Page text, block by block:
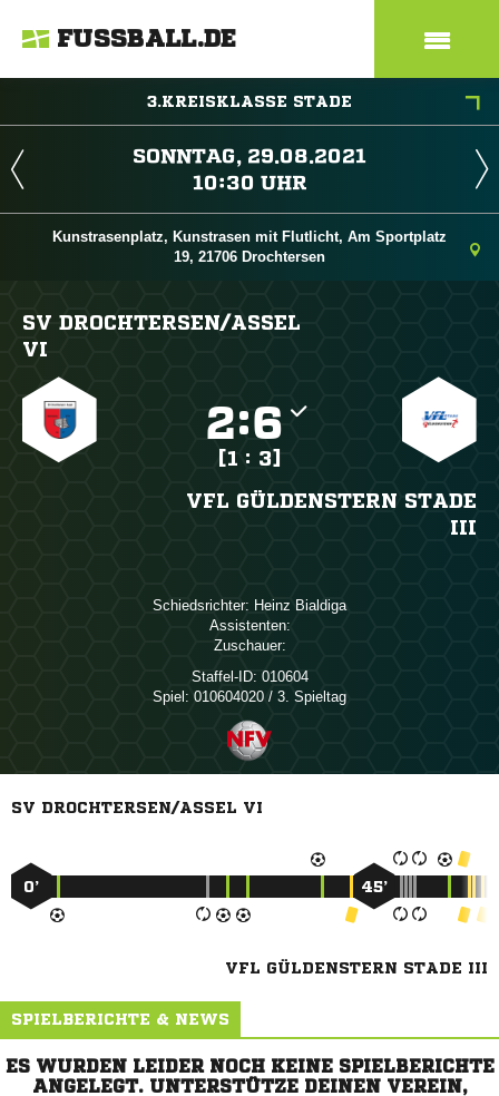
FUSSBALL.DE
3.KREISKLASSE STADE
 
 
Kunstrasenplatz, Kunstrasen mit Flutlicht, Am Sportplatz
19, 21706 Drochtersen
SV DROCHTERSEN/​ASSEL
VI
:
[1 : 3]
VFL GÜLDENSTERN STADE
III
Schiedsrichter:  
Assistenten:
Zuschauer:
Staffel-ID: 010604
Spiel: 010604020 / 3. Spieltag
SV DROCHTERSEN/ASSEL VI
0’ 45’
VFL GÜLDENSTERN STADE III
SPIELBERICHTE & NEWS
ES WURDEN LEIDER NOCH KEINE SPIELBERICHTE
ANGELEGT. UNTERSTÜTZE DEINEN VEREIN,